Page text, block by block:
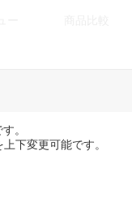
。
下変更可能です。